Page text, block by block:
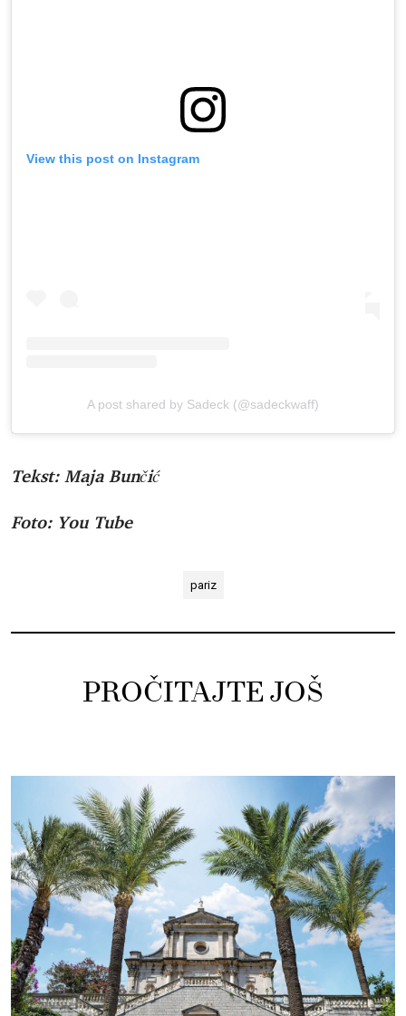
View this post on Instagram
A post shared by Sadeck (@sadeckwaff)
Tekst: Maja Bunčić
Foto: You Tube
pariz
PROČITAJTE JOŠ